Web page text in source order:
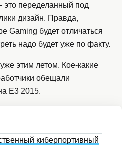
это переделанный под
дизайн. Правда,
Gaming будет отличаться
надо будет уже по факту.
этим летом. Кое-какие
обещали
E3 2015.
киберпортивный